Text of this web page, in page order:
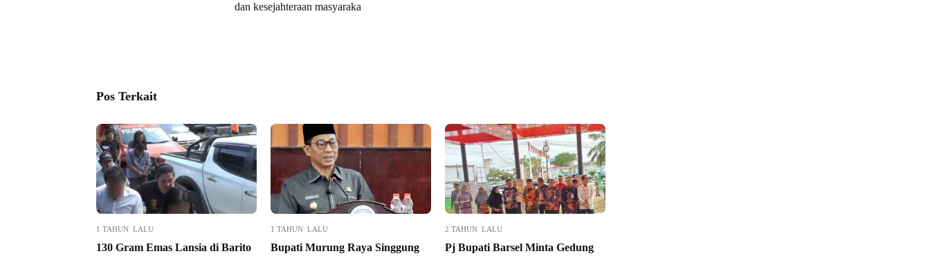
dan kesejahteraan masyaraka
Pos Terkait
1 TAHUN LALU
130 Gram Emas Lansia di Barito
1 TAHUN LALU
Bupati Murung Raya Singgung
2 TAHUN LALU
Pj Bupati Barsel Minta Gedung